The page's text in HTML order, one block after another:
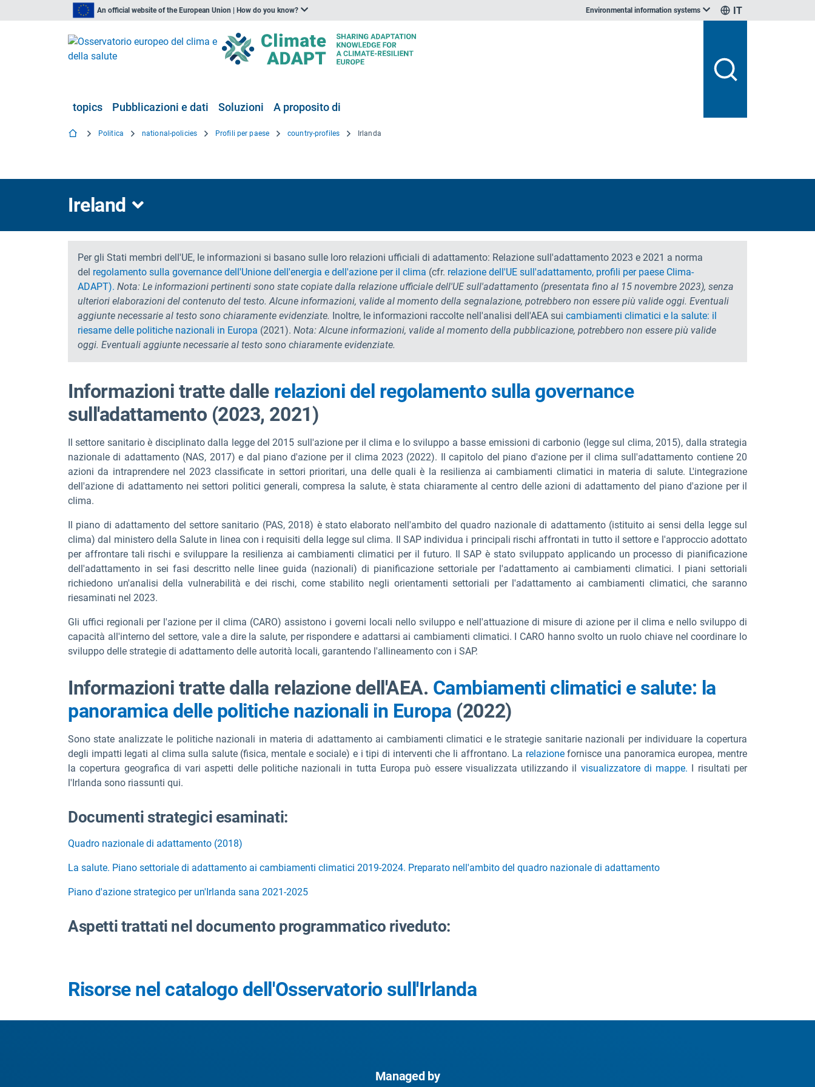
An official website of the European Union | How do you know? Environmental information systems IT
topics Pubblicazioni e dati Soluzioni A proposito di
Politica national-policies Profili per paese country-profiles Irlanda
Ireland
Per gli Stati membri dell'UE, le informazioni si basano sulle loro relazioni ufficiali di adattamento: Relazione sull'adattamento 2023 e 2021 a norma
del regolamento sulla governance dell'Unione dell'energia e dell'azione per il clima (cfr. relazione dell'UE sull'adattamento, profili per paese Clima-
ADAPT). Nota: Le informazioni pertinenti sono state copiate dalla relazione ufficiale dell'UE sull'adattamento (presentata fino al 15 novembre 2023), senza
ulteriori elaborazioni del contenuto del testo. Alcune informazioni, valide al momento della segnalazione, potrebbero non essere più valide oggi. Eventuali
aggiunte necessarie al testo sono chiaramente evidenziate. Inoltre, le informazioni raccolte nell'analisi dell'AEA sui cambiamenti climatici e la salute: il
riesame delle politiche nazionali in Europa (2021). Nota: Alcune informazioni, valide al momento della pubblicazione, potrebbero non essere più valide
oggi. Eventuali aggiunte necessarie al testo sono chiaramente evidenziate.
Informazioni tratte dalle relazioni del regolamento sulla governance
sull'adattamento (2023, 2021)
Il settore sanitario è disciplinato dalla legge del 2015 sull'azione per il clima e lo sviluppo a basse emissioni di carbonio (legge sul clima, 2015), dalla strategia
nazionale di adattamento (NAS, 2017) e dal piano d'azione per il clima 2023 (2022). Il capitolo del piano d'azione per il clima sull'adattamento contiene 20
azioni da intraprendere nel 2023 classificate in settori prioritari, una delle quali è la resilienza ai cambiamenti climatici in materia di salute. L'integrazione
dell'azione di adattamento nei settori politici generali, compresa la salute, è stata chiaramente al centro delle azioni di adattamento del piano d'azione per il
clima.
Il piano di adattamento del settore sanitario (PAS, 2018) è stato elaborato nell'ambito del quadro nazionale di adattamento (istituito ai sensi della legge sul
clima) dal ministero della Salute in linea con i requisiti della legge sul clima. Il SAP individua i principali rischi affrontati in tutto il settore e l'approccio adottato
per affrontare tali rischi e sviluppare la resilienza ai cambiamenti climatici per il futuro. Il SAP è stato sviluppato applicando un processo di pianificazione
dell'adattamento in sei fasi descritto nelle linee guida (nazionali) di pianificazione settoriale per l'adattamento ai cambiamenti climatici. I piani settoriali
richiedono un'analisi della vulnerabilità e dei rischi, come stabilito negli orientamenti settoriali per l'adattamento ai cambiamenti climatici, che saranno
riesaminati nel 2023.
Gli uffici regionali per l'azione per il clima (CARO) assistono i governi locali nello sviluppo e nell'attuazione di misure di azione per il clima e nello sviluppo di
capacità all'interno del settore, vale a dire la salute, per rispondere e adattarsi ai cambiamenti climatici. I CARO hanno svolto un ruolo chiave nel coordinare lo
sviluppo delle strategie di adattamento delle autorità locali, garantendo l'allineamento con i SAP.
Informazioni tratte dalla relazione dell'AEA. Cambiamenti climatici e salute: la
panoramica delle politiche nazionali in Europa (2022)
Sono state analizzate le politiche nazionali in materia di adattamento ai cambiamenti climatici e le strategie sanitarie nazionali per individuare la copertura
degli impatti legati al clima sulla salute (fisica, mentale e sociale) e i tipi di interventi che li affrontano. La relazionefornisce una panoramica europea, mentre
la copertura geografica di vari aspetti delle politiche nazionali in tutta Europa può essere visualizzata utilizzando il visualizzatore di mappe. I risultati per
l'Irlanda sono riassunti qui.
Documenti strategici esaminati:
Quadro nazionale di adattamento (2018)
La salute. Piano settoriale di adattamento ai cambiamenti climatici 2019-2024. Preparato nell'ambito del quadro nazionale di adattamento
Piano d'azione strategico per un'Irlanda sana 2021-2025
Aspetti trattati nel documento programmatico riveduto:
Risorse nel catalogo dell'Osservatorio sull'Irlanda
Managed by